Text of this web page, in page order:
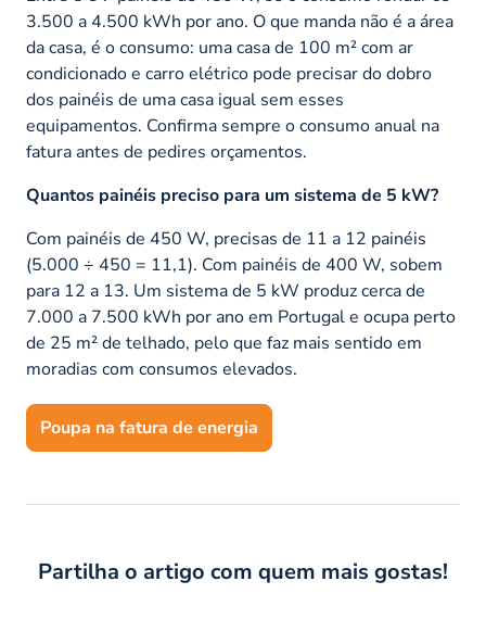
3.500 a 4.500 kWh por ano. O que manda não é a área
da casa, é o consumo: uma casa de 100 m² com ar
condicionado e carro elétrico pode precisar do dobro
dos painéis de uma casa igual sem esses
equipamentos. Confirma sempre o consumo anual na
fatura antes de pedires orçamentos.
Quantos painéis preciso para um sistema de 5 kW?
Com painéis de 450 W, precisas de 11 a 12 painéis
(5.000 ÷ 450 = 11,1). Com painéis de 400 W, sobem
para 12 a 13. Um sistema de 5 kW produz cerca de
7.000 a 7.500 kWh por ano em Portugal e ocupa perto
de 25 m² de telhado, pelo que faz mais sentido em
moradias com consumos elevados.
Poupa na fatura de energia
Partilha o artigo com quem mais gostas!